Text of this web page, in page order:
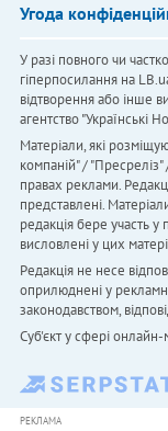
Угода
У разі повного чи
гіперпосилання на
відтворення або інше
агентство "Українськi
Матеріали, які
компаній" /
правах реклами.
представлені.
редакція бере участь у
висловлені у цих
Редакція не несе
оприлюднені у
законодавством,
Cуб'єкт у сфері
РЕКЛАМА